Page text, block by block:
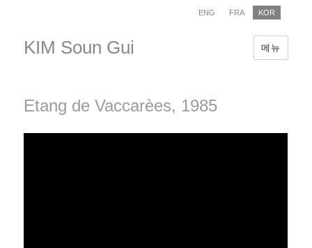
ENG FRA KOR
KIM Soun Gui 메뉴
Etang de Vaccarèes, 1985